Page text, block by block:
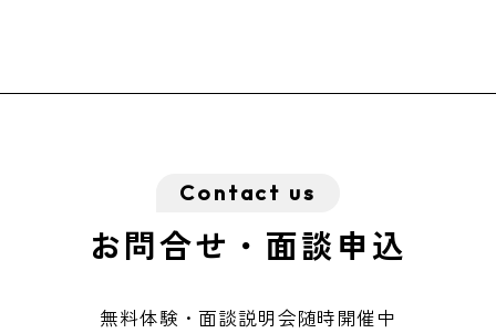
お問合せ・面談申込
無料体験・面談説明会随時開催中